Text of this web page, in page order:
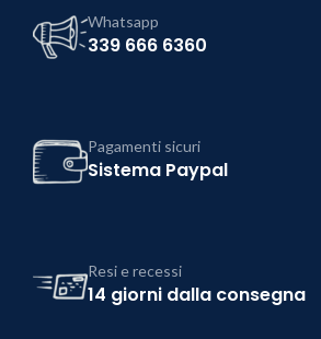
Whatsapp
339 666 6360
Pagamenti sicuri
Sistema Paypal
Resi e recessi
14 giorni dalla consegna